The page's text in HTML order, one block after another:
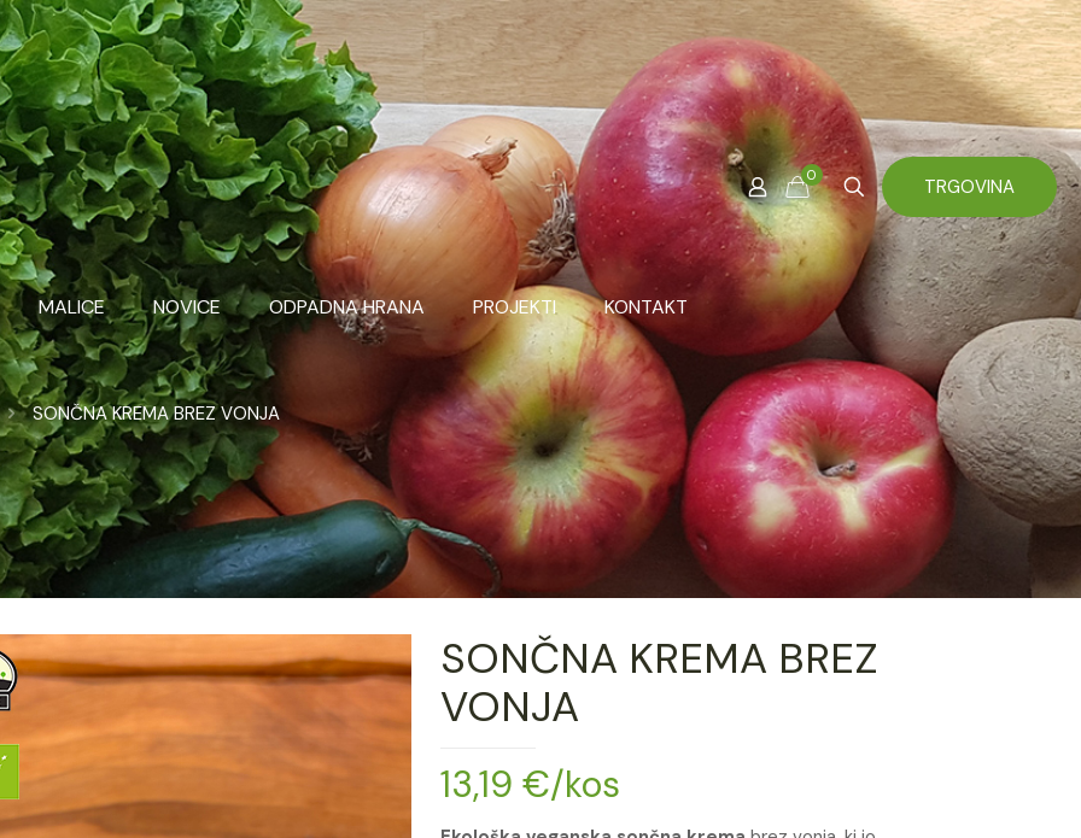
MALICE NOVICE ODPADNA HRANA PROJEKTI KONTAKT
0 TRGOVINA
SONČNA KREMA BREZ VONJA
SONČNA KREMA BREZ
VONJA
13,19 €/kos